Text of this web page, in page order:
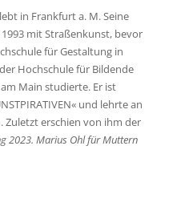
in Frankfurt a. M. Seine
mit Straßenkunst, bevor
für Gestaltung in
Hochschule für Bildende
Main studierte. Er ist
und lehrte an
erschien von ihm der
2023. Marius Ohl für Muttern